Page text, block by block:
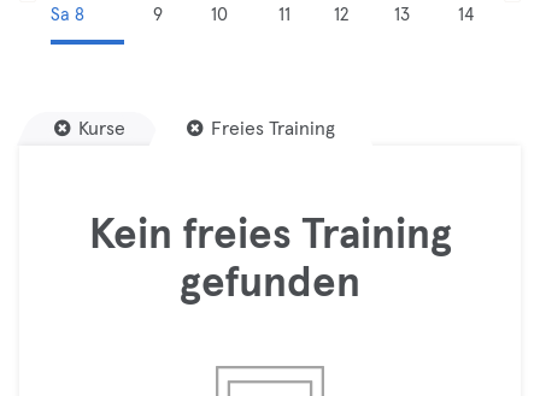
Sa 8
9
10
11
12
13
14
Kurse Freies Training
Kein freies Training
gefunden